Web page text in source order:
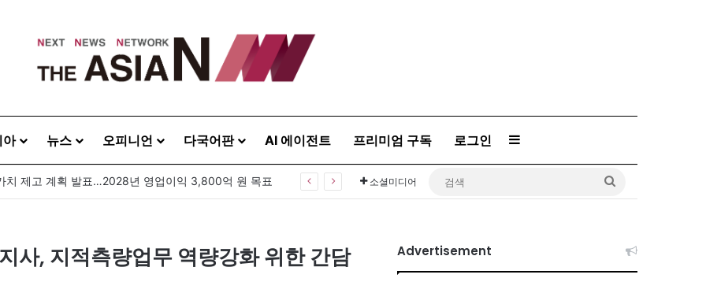
아 뉴스 오피니언 다국어판 AI 에이전트 프리미엄 구독 로그인 Sidebar
치 제고 계획 발표…2028년 영업이익 3,800억 원 목표 소셜미디어
사, 지적측량업무 역량강화 위한 간담 Advertisement